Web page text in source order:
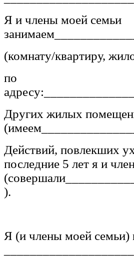
Я и члены моей семьи
(комнату/квартиру,
по
Других жилых
Действий, повлекших
последние 5 лет я и
).
Я (и члены моей